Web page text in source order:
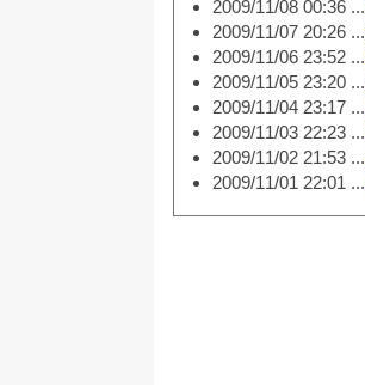
2009/11/08 00:36 ...
2009/11/07 20:26 ...
2009/11/06 23:52 ...
2009/11/05 23:20 ...
2009/11/04 23:17 ...
2009/11/03 22:23 ...
2009/11/02 21:53 ...
2009/11/01 22:01 ...